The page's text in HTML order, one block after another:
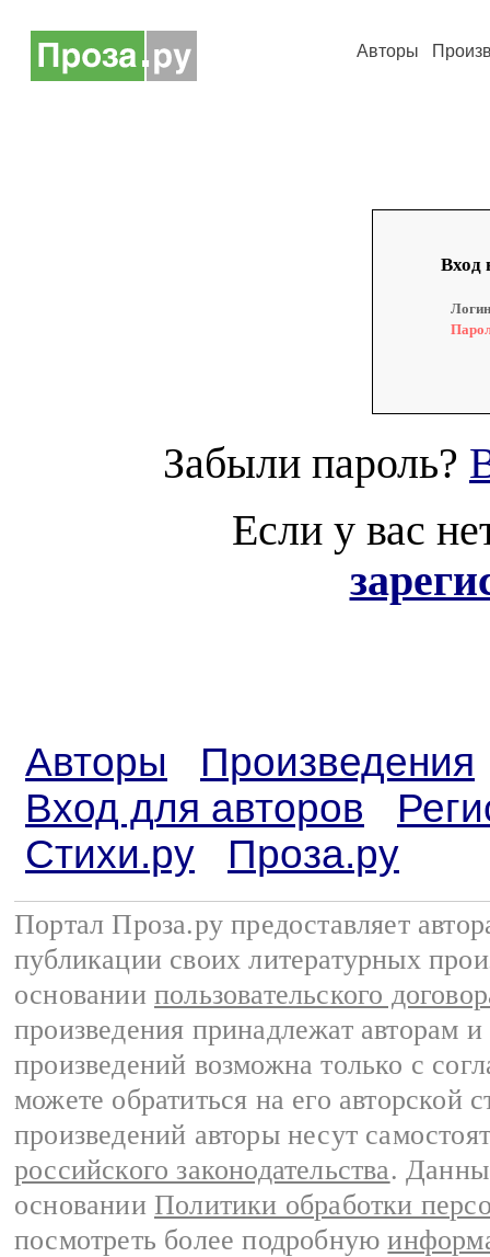
Авторы
Вход
Забыли пароль?
Если у вас
Авторы
Произведения
Вход для авторов
Стихи.ру
Проза.ру
Портал Проза.ру предоставляет
публикации своих литературных
основании пользовательского
произведения принадлежат авторам
произведений возможна только с
можете обратиться на его авторской
произведений авторы несут
российского законодательства.
основании Политики обработки
посмотреть более подробную